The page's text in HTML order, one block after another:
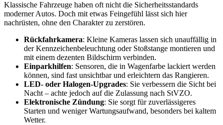
Klassische Fahrzeuge haben oft nicht die Sicherheitsstandards
moderner Autos. Doch mit etwas Feingefühl lässt sich hier
nachrüsten, ohne den Charakter zu zerstören.
Rückfahrkamera: Kleine Kameras lassen sich unauffällig in
der Kennzeichenbeleuchtung oder Stoßstange montieren und
mit einem dezenten Bildschirm verbinden.
Einparkhilfen: Sensoren, die in Wagenfarbe lackiert werden
können, sind fast unsichtbar und erleichtern das Rangieren.
LED- oder Halogen-Upgrades: Sie verbessern die Sicht bei
Nacht – achte jedoch auf die Zulassung nach StVZO.
Elektronische Zündung: Sie sorgt für zuverlässigeres
Starten und weniger Wartungsaufwand, besonders bei kaltem
Wetter.